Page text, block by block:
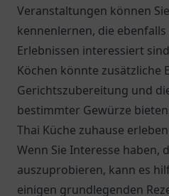
Veranstaltungen können
kennenlernen, die
Erlebnissen interessiert
Köchen könnte zusätzliche
Gerichtszubereitung und
bestimmter Gewürze
Thai Küche zuhause erleben
Wenn Sie Interesse haben,
auszuprobieren, kann es
einigen grundlegenden